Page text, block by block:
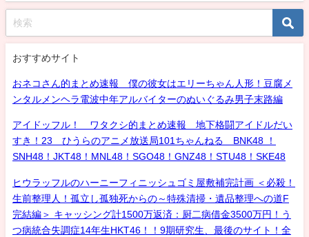
おすすめサイト
おネコさん的まとめ速報 僕の彼女はエリーちゃん人形！豆腐メ
ンタルメンヘラ電波中年アルバイターのぬいぐるみ男子末路編
アイドッフル！ ワタクシ的まとめ速報 地下格闘アイドルだい
すき！23 ひうらのアニメ放送局101ちゃんねる BNK48 ！
SNH48！JKT48！MNL48！SGO48！GNZ48！STU48！SKE48
ヒウラッフルのハーニーフィニッシュゴミ屋敷補完計画 ＜必殺！
生前整理人！孤立し孤独死からの～特殊清掃・遺品整理への道F
完結編＞ キャッシング計1500万返済：厨二病借金3500万円！う
つ病統合失調症14年生HKT46！！9期研究生、最後のサイト！全